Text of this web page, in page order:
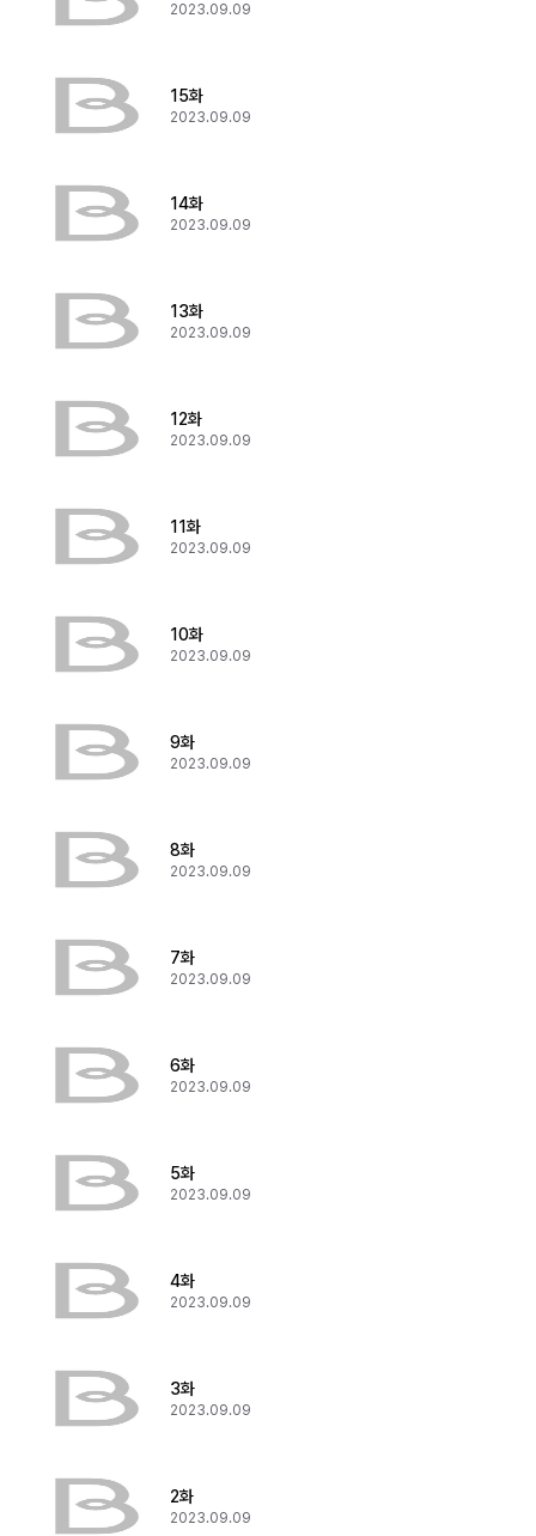
2023.09.09
15화
2023.09.09
14화
2023.09.09
13화
2023.09.09
12화
2023.09.09
11화
2023.09.09
10화
2023.09.09
9화
2023.09.09
8화
2023.09.09
7화
2023.09.09
6화
2023.09.09
5화
2023.09.09
4화
2023.09.09
3화
2023.09.09
2화
2023.09.09